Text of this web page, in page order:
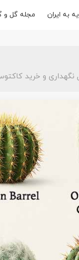
به ایران مجله گل و
و خرید